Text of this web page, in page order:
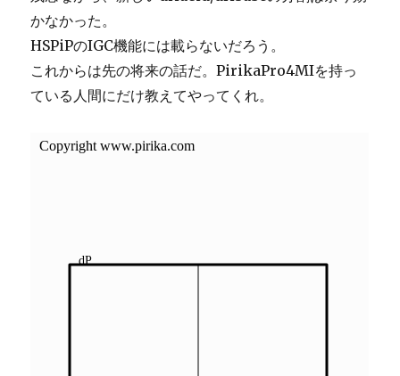
かなかった。
HSPiPのIGC機能には載らないだろう。
これからは先の将来の話だ。PirikaPro4MIを持っ
ている人間にだけ教えてやってくれ。